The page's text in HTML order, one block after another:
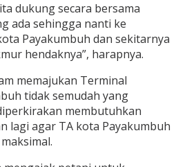
dukung secara bersama
ada sehingga nanti ke
Payakumbuh dan sekitarnya
hendaknya”, harapnya.
memajukan Terminal
tidak semudah yang
membutuhkan
lagi agar TA kota Payakumbuh